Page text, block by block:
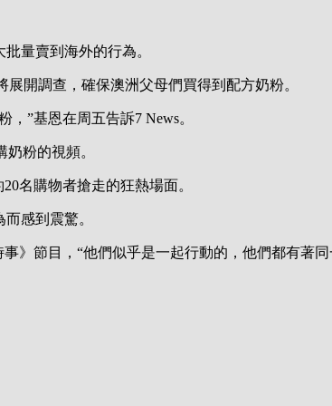
量賣到海外的行為。
開調查，確保澳洲父母們買得到配方奶粉。
”基恩在周五告訴7 News。
粉的視頻。
名購物者搶走的狂熱場面。
感到震驚。
》節目，“他們似乎是一起行動的，他們都有著同